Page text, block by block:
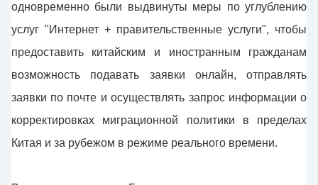
одновременно были выдвинуты меры по углублению
услуг "Интернет + правительственные услуги", чтобы
предоставить китайским и иностранным гражданам
возможность подавать заявки онлайн, отправлять
заявки по почте и осуществлять запрос информации о
корректировках миграционной политики в пределах
Китая и за рубежом в режиме реального времени.